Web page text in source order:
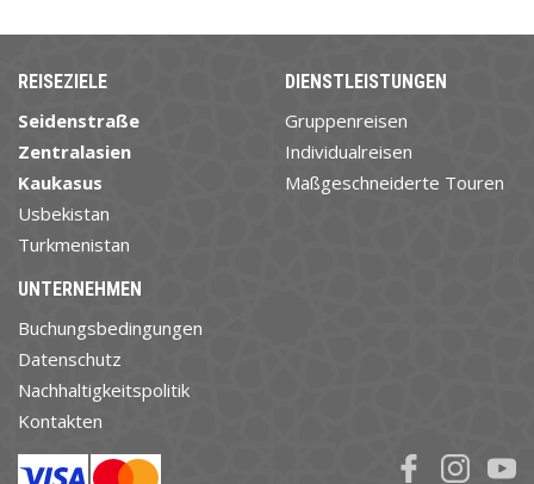
REISEZIELE
Seidenstraße
Zentralasien
Kaukasus
Usbekistan
Turkmenistan
DIENSTLEISTUNGEN
Gruppenreisen
Individualreisen
Maßgeschneiderte Touren
UNTERNEHMEN
Buchungsbedingungen
Datenschutz
Nachhaltigkeitspolitik
Kontakten